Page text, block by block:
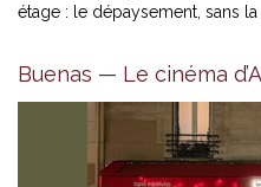
étage : le dépaysement, sans la
Buenas — Le cinéma